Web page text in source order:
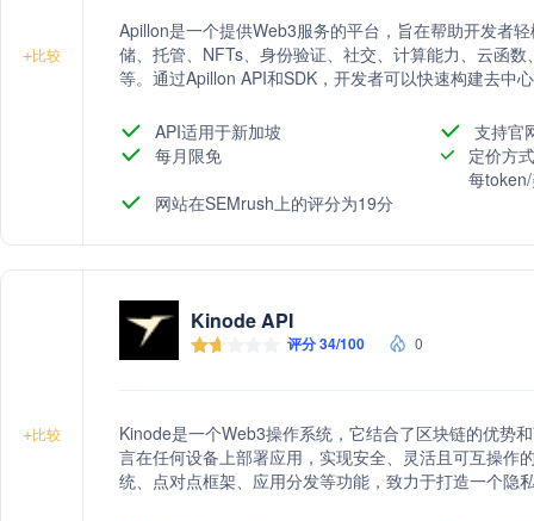
+比较
Apillon是一个提供Web3服务的平台，旨在帮助开发者
储、托管、NFTs、身份验证、社交、计算能力、云函
等。通过Apillon API和SDK，开发者可以快速构建去中
API适用于新加坡
支持官
每月限免
定价方
每
网站在SEMrush上的评分为19分
+比较
Kinode API
评分 34/100 0
Kinode是一个Web3操作系统，它结合了区块链的优势
言在任何设备上部署应用，实现安全、灵活且可互操作
统、点对点框架、应用分发等功能，致力于打造一个隐